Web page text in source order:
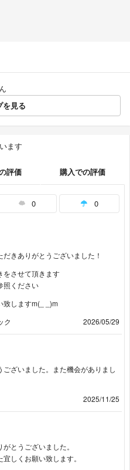
を見る
ます
評価 購入での評価
0 0
きありがとうございました！
をさせて頂きます
照ください
致しますm(_ _)m
ク
2026/05/29
ございました。また機会がありまし
2025/11/25
とうございました。
しくお願い致します。